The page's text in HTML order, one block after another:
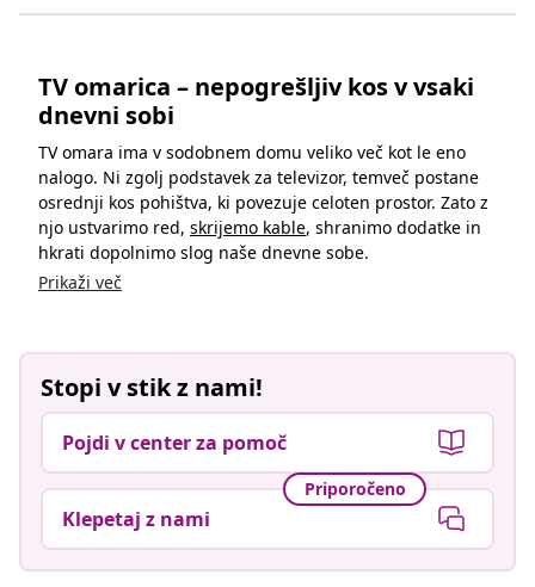
TV omarica – nepogrešljiv kos v vsaki
dnevni sobi
TV omara ima v sodobnem domu veliko več kot le eno
nalogo. Ni zgolj podstavek za televizor, temveč postane
osrednji kos pohištva, ki povezuje celoten prostor. Zato z
njo ustvarimo red, skrijemo kable, shranimo dodatke in
hkrati dopolnimo slog naše dnevne sobe.
Prikaži več
Stopi v stik z nami!
Pojdi v center za pomoč
Priporočeno
Klepetaj z nami